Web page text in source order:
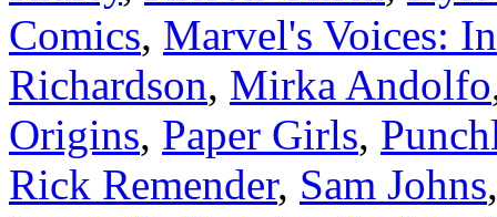
Comics, Marvel's Voices:
Richardson, Mirka Andolfo
Origins, Paper Girls,
Rick Remender, Sam Johns